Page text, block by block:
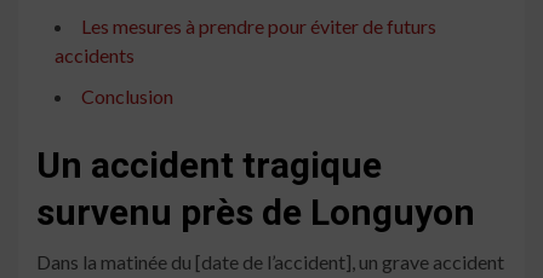
Les mesures à prendre pour éviter de futurs
accidents
Conclusion
Un accident tragique
survenu près de Longuyon
Dans la matinée du [date de l’accident], un grave accident